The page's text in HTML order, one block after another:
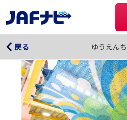
戻る ゆうえん
ゆうえんち ぐりんぱ